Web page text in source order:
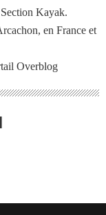
Kayak.
en France et
Overblog